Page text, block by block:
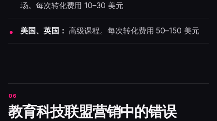
场。每次转化费用 10–30 美元
美国、英国： 高级课程。每次转化费用 50–150 美元
教育科技联盟营销中的错误